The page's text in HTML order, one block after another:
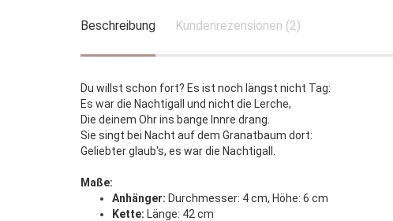
Beschreibung Kundenrezensionen (2)
Du willst schon fort? Es ist noch längst nicht Tag:
Es war die Nachtigall und nicht die Lerche,
Die deinem Ohr ins bange Innre drang.
Sie singt bei Nacht auf dem Granatbaum dort:
Geliebter glaub's, es war die Nachtigall.
Maße:
Anhänger: Durchmesser: 4 cm, Höhe: 6 cm
Kette: Länge: 42 cm